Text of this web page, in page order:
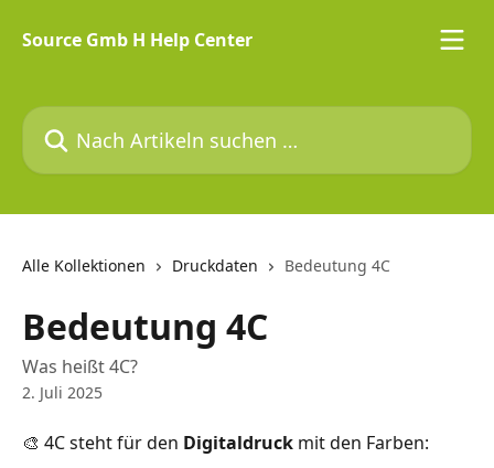
Source Gmb H Help Center
Nach Artikeln suchen …
Alle Kollektionen Druckdaten Bedeutung 4C
Bedeutung 4C
Was heißt 4C?
2. Juli 2025
🎨 4C steht für den Digitaldruck mit den Farben: